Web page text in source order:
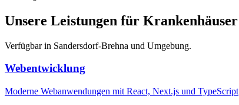
Unsere Leistungen für Krankenhäuser
Verfügbar in Sandersdorf-Brehna und Umgebung.
Webentwicklung
Moderne Webanwendungen mit React, Next.js und TypeScript